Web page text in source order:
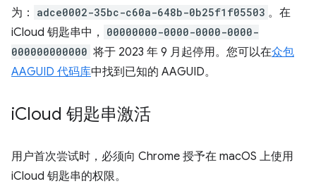
为：
adce0002-35bc-c60a-648b-0b25f1f05503 。在
iCloud 钥匙串中，
00000000-0000-0000-0000-
000000000000 将于 2023 年 9 月起停用。您可以在众包
AAGUID 代码库中找到已知的 AAGUID。
iCloud 钥匙串激活
用户首次尝试时，必须向 Chrome 授予在 macOS 上使用
iCloud 钥匙串的权限。